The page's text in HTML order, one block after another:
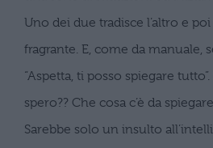
Uno dei due tradisce l’altro e
fragrante. E, come da manuale,
“Aspetta, ti posso spiegare
spero?? Che cosa c’è da
Sarebbe solo un insulto